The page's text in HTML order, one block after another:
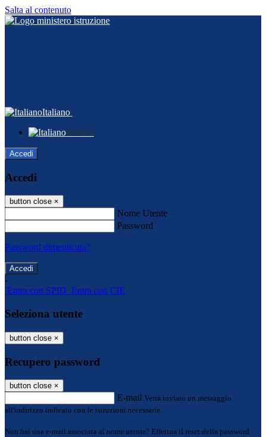
Salta al contenuto
Italiano
Italiano
Accedi
Accedi
button close ×
Nome Utente
Password
Password dimenticata?
-
Entra con SPID Entra con CIE
Seleziona utente
button close ×
Recupero password
button close ×
E-mail Verrà inviato un messaggio
all'indirizzo indicato con le istruzioni necessarie.
Non hai una e-mail associata al nome utente? Effettua il reset della password